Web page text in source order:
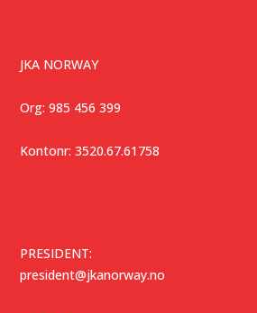
JKA NORWAY
Org: 985 456 399
Kontonr: 3520.67.61758
PRESIDENT:
president@jkanorway.no